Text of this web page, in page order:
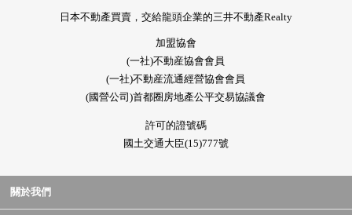
日本不動產買賣，交給龍頭企業的三井不動產Realty
加盟協會
(一社)不動産協會會員
(一社)不動産流通經營協會會員
(國營公司)首都圈房地產公平交易協議會
許可的證號碼
國土交通大臣(15)777號
關於我們